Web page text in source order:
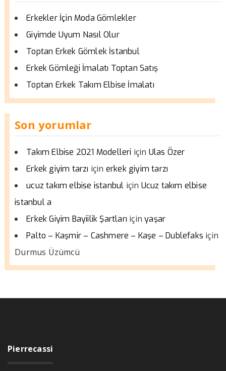
Erkekler İçin Moda Gömlekler
Giyimde Uyum Nasıl Olur
Toptan Erkek Gömlek İstanbul
Erkek Gömleği İmalatı Toptan Satış
Toptan Erkek Takım Elbise İmalatı
Son yorumlar
Takım Elbise 2021 Modelleri için Ulas Özer
Erkek giyim tarzı için erkek giyim tarzı
ucuz takım elbise istanbul için Ucuz takım elbise
istanbul a
Erkek Giyim Bayiilik Şartları içinyaşar
Palto – Kaşmir – Cashmere – Kaşe – Dublefaks için
Durmus Üzümcü
Pierrecassi